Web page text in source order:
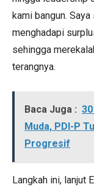
kami bangun.
menghadapi
sehingga
terangnya.
Baca Juga :
Muda, PDI-P
Progresif
Langkah ini, lanjut